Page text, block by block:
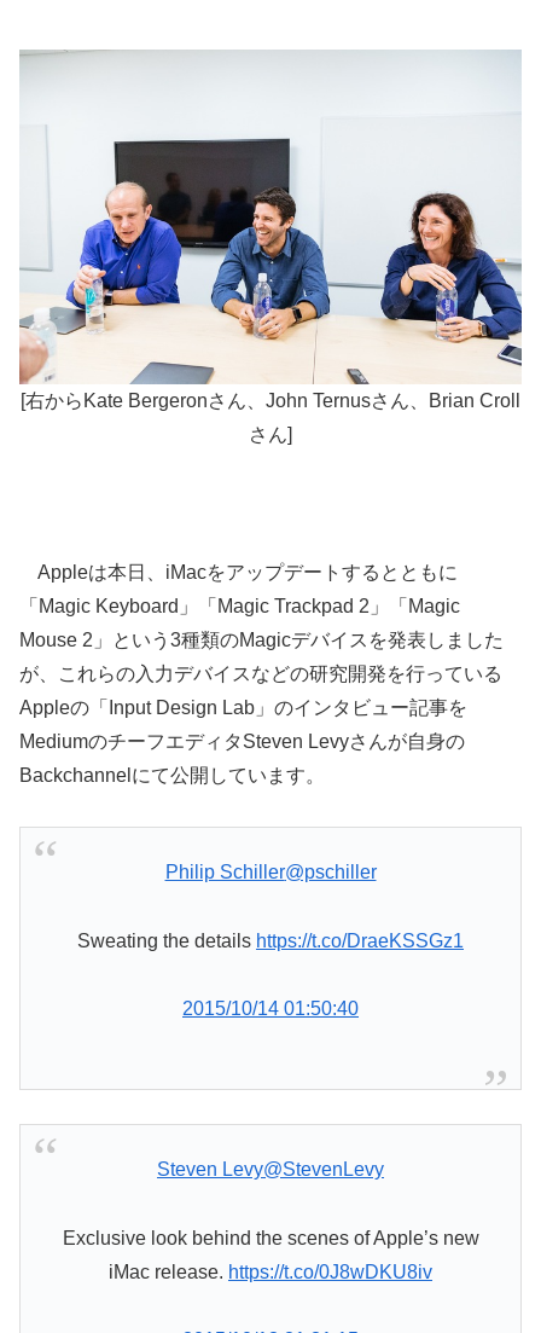
[右からKate Bergeronさん、John Ternusさん、Brian Croll
さん]
Appleは本日、iMacをアップデートするとともに
「Magic Keyboard」「Magic Trackpad 2」「Magic
Mouse 2」という3種類のMagicデバイスを発表しました
が、これらの入力デバイスなどの研究開発を行っている
Appleの「Input Design Lab」のインタビュー記事を
MediumのチーフエディタSteven Levyさんが自身の
Backchannelにて公開しています。
Philip Schiller@pschiller
Sweating the details https://t.co/DraeKSSGz1
2015/10/14 01:50:40
Steven Levy@StevenLevy
Exclusive look behind the scenes of Apple’s new
iMac release. https://t.co/0J8wDKU8iv